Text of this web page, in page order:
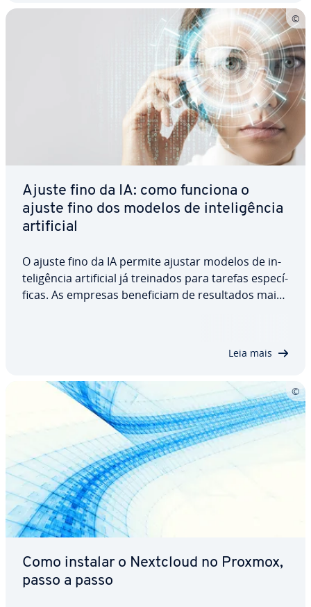
Ajuste fino da IA: como funciona o
ajuste fino dos modelos de in­te­li­gên­cia
ar­ti­fi­cial
O ajuste fino da IA permite ajustar modelos de in­
te­li­gên­cia ar­ti­fi­cial já treinados para tarefas es­pe­cí­
fi­cas. As empresas be­ne­fi­ciam de re­sul­ta­dos mais
Leia mais
Como instalar o Nextcloud no Proxmox,
passo a passo